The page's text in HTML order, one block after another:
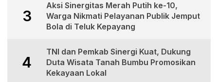
3
Aksi Sinergitas Merah Putih ke-10,
Warga Nikmati Pelayanan Publik Jemput
Bola di Teluk Kepayang
4
TNI dan Pemkab Sinergi Kuat, Dukung
Duta Wisata Tanah Bumbu Promosikan
Kekayaan Lokal